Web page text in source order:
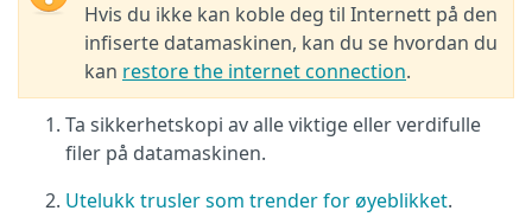
Hvis du ikke kan koble deg til Internett på den
infiserte datamaskinen, kan du se hvordan du
kan restore the internet connection.
Ta sikkerhetskopi av alle viktige eller verdifulle
filer på datamaskinen.
Utelukk trusler som trender for øyeblikket.